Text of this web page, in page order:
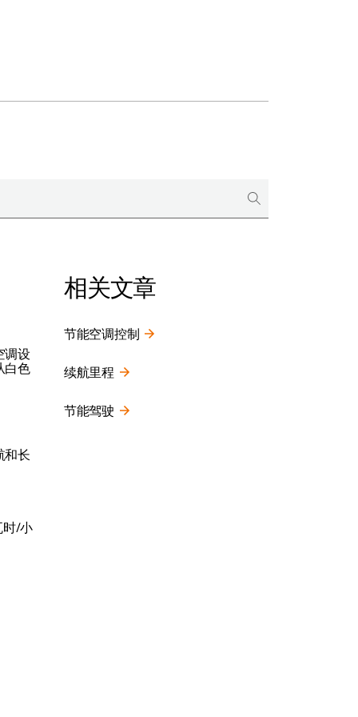
调设
白色
和长
时/小
相关文章
节能空调控制
续航里程
节能驾驶